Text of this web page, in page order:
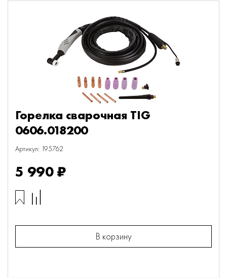
Горелка сварочная TIG
0606.018200
Артикул: 195762
5 990 ₽
В корзину